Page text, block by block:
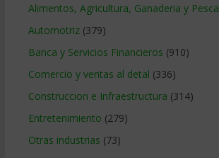
Alimentos, Agricultura, Ganaderia y Pesca
Automotriz(379)
Banca y Servicios Financieros (910)
Comercio y ventas al detal (336)
Construccion e Infraestructura (314)
Entretenimiento (279)
Otras industrias (73)